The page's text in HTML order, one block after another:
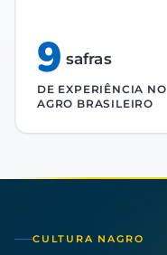
9 safras
DE EXPERIÊNCIA NO
AGRO BRASILEIRO
CULTURA NAGRO